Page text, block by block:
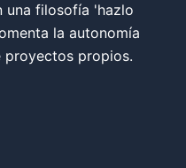
una filosofía 'hazlo
la autonomía
proyectos propios.